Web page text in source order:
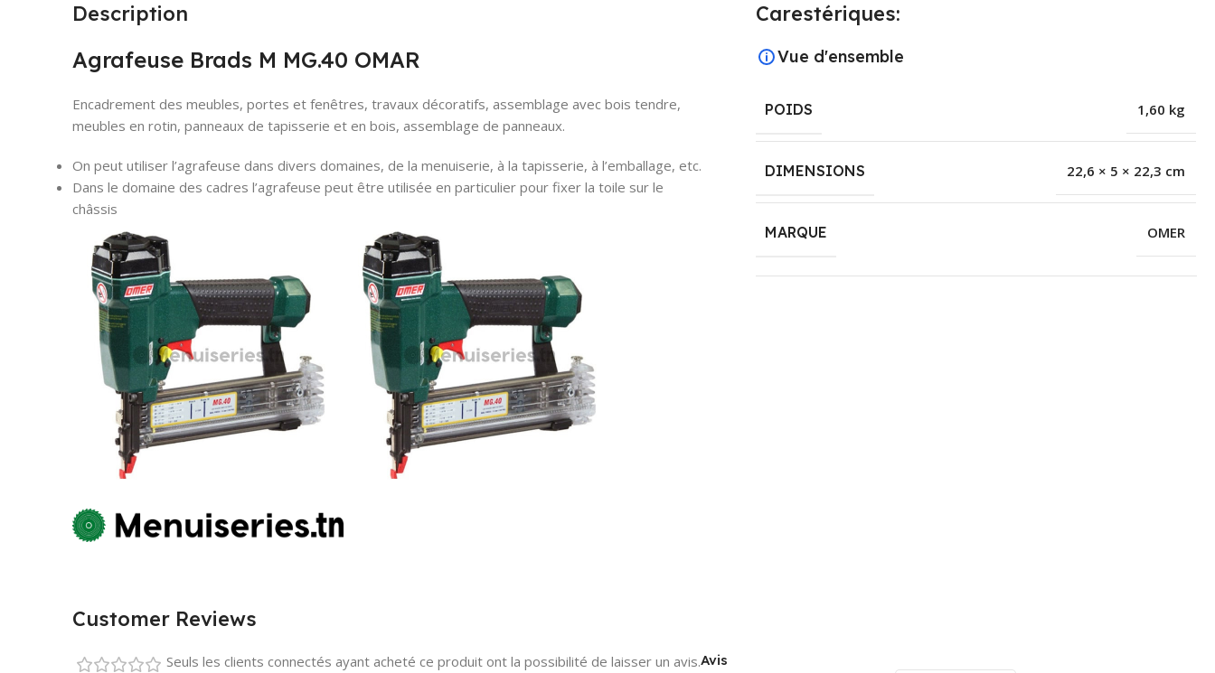
Description
Agrafeuse Brads M MG.40 OMAR
Encadrement des meubles, portes et fenêtres, travaux décoratifs, assemblage avec bois tendre,
meubles en rotin, panneaux de tapisserie et en bois, assemblage de panneaux.
On peut utiliser l’agrafeuse dans divers domaines, de la menuiserie, à la tapisserie, à l’emballage, etc.
Dans le domaine des cadres l’agrafeuse peut être utilisée en particulier pour fixer la toile sur le
châssis
Carestériques:
Vue d'ensemble
POIDS 1,60 kg
DIMENSIONS 22,6 × 5 × 22,3 cm
MARQUE OMER
Customer Reviews
Avis
Seuls les clients connectés ayant acheté ce produit ont la possibilité de laisser un avis.